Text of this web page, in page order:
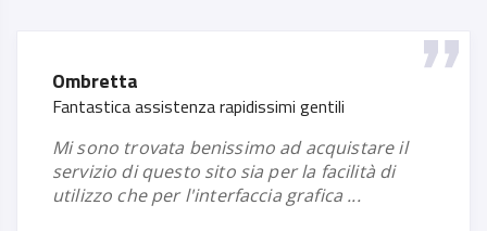
Ombretta
Fantastica assistenza rapidissimi gentili
mi sono trovata benissimo ad acquistare il
servizio di questo sito sia per la facilità di
utilizzo che per l'interfaccia grafica ...